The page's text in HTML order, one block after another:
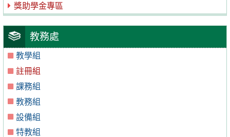
獎助學金專區
教務處
教學組
註冊組
課務組
教務組
設備組
特教組